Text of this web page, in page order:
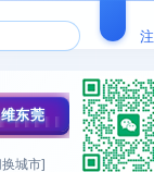
东莞
城市]